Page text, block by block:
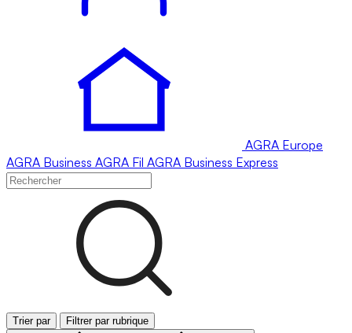
AGRA Europe
AGRA Business AGRA Fil AGRA Business Express
Trier par Filtrer par rubrique